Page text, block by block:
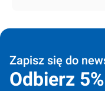
Zapisz się do
Odbierz